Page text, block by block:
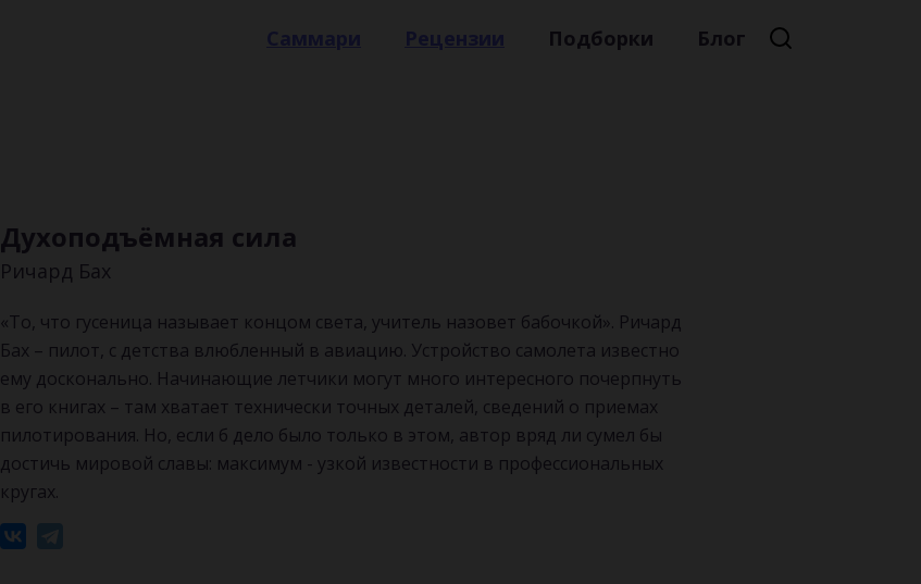
Подборки Блог
Духоподъёмная сила
Ричард Бах
«То, что гусеница называет концом света, учитель назовет бабочкой». Ричард
Бах – пилот, с детства влюбленный в авиацию. Устройство самолета известно
ему досконально. Начинающие летчики могут много интересного почерпнуть
в его книгах – там хватает технически точных деталей, сведений о приемах
пилотирования. Но, если б дело было только в этом, автор вряд ли сумел бы
достичь мировой славы: максимум - узкой известности в профессиональных
кругах.